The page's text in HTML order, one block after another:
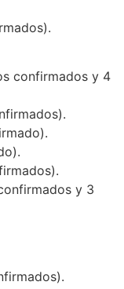
confirmados y 4
y 3